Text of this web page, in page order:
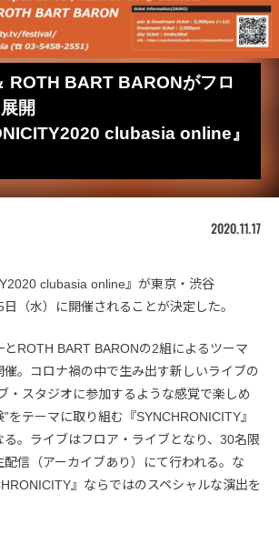
ROTH BART BARONがフロ
展開
clubasia online』
2020.11.17
clubasia online』が東京・渋谷
（水）に開催されることが決定した。
ROTH BART BARONの2組によるツーマ
催。コロナ禍の中で生み出す新しいライブの
・スタジオに参加するような感覚で楽しめ
をテーマに取り組む『SYNCHRONICITY』
。ライブはフロア・ライブとなり、30名限
信（アーカイブあり）にて行われる。な
』ならではのスペシャルな演出を